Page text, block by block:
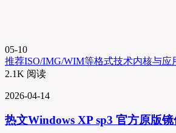
05-10
推荐ISO/IMG/WIM等格式技术内核与应
2.1K 阅读
2026-04-14
热文Windows XP sp3 官方原版